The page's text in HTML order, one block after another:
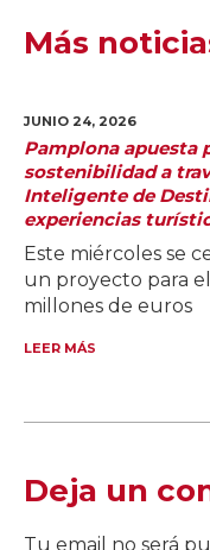
Más
JUNIO 24, 2026
Pamplona apuesta
sostenibilidad a
Inteligente de
experiencias
Este miércoles se
un proyecto para
millones de euros
LEER MÁS
Deja un
Tu email no será